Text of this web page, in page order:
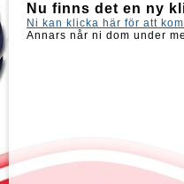
Nu finns det en ny
Ni kan klicka här för att
Annars når ni dom under